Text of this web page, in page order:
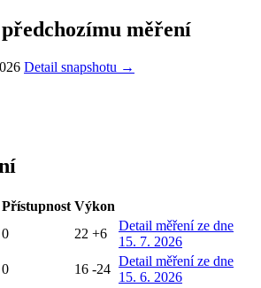
měření
Detail snapshotu →
Přístupnost Výkon
0 22 +6
Detail měření ze dne
15. 7. 2026
0 16 -24
Detail měření ze dne
15. 6. 2026